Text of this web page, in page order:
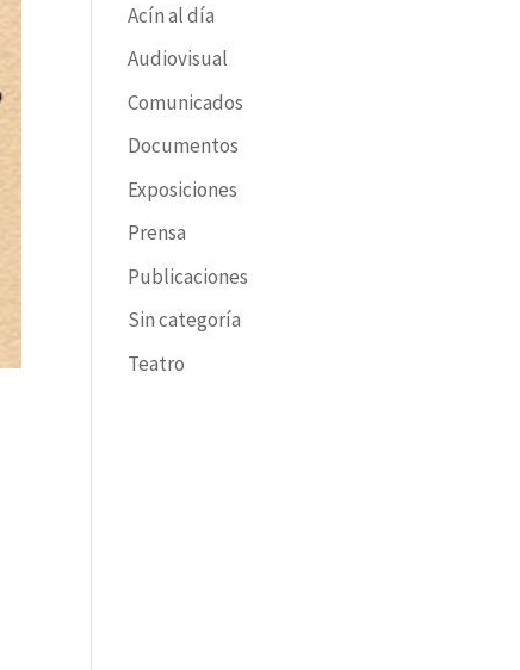
Acín al día
Audiovisual
Comunicados
Documentos
Exposiciones
Prensa
Publicaciones
Sin categoría
Teatro